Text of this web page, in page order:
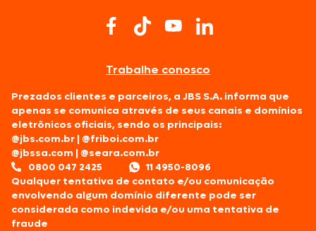
Trabalhe conosco
Prezados clientes e parceiros, a JBS S.A. informa que
apenas se comunica através de seus canais e domínios
eletrônicos oficiais, sendo os principais:
@jbs.com.br |@friboi.com.br
@jbssa.com |@seara.com.br
0800 047 2425
11 4950-8096
Qualquer tentativa de contato e/ou comunicação
envolvendo algum domínio diferente pode ser
considerada como indevida e/ou uma tentativa de
fraude